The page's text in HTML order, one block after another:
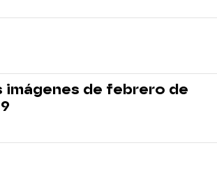
imágenes de febrero de